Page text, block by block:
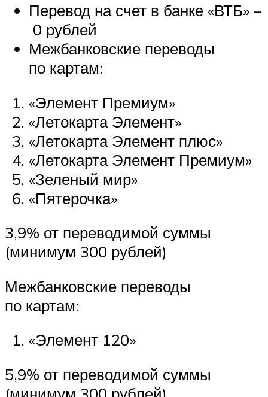
Перевод на счет в банке «ВТБ» –
0 рублей
Межбанковские переводы
по картам:
«Элемент Премиум»
«Летокарта Элемент»
«Летокарта Элемент плюс»
«Летокарта Элемент Премиум»
«Зеленый мир»
«Пятерочка»
3,9% от переводимой суммы
(минимум 300 рублей)
Межбанковские переводы
по картам:
«Элемент 120»
5,9% от переводимой суммы